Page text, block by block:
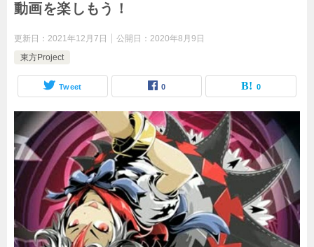
動画を楽しもう！
更新日： 2021年12月7日 公開日： 2020年8月9日
東方Project
Tweet 0 0